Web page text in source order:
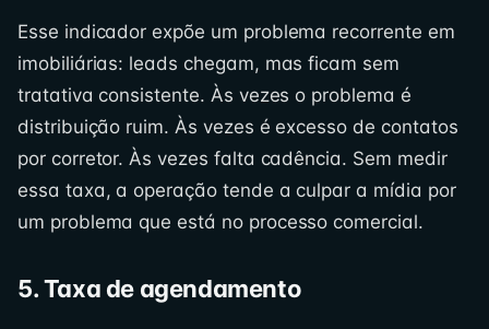
Esse indicador expõe um problema recorrente em
imobiliárias: leads chegam, mas ficam sem
tratativa consistente. Às vezes o problema é
distribuição ruim. Às vezes é excesso de contatos
por corretor. Às vezes falta cadência. Sem medir
essa taxa, a operação tende a culpar a mídia por
um problema que está no processo comercial.
5. Taxa de agendamento